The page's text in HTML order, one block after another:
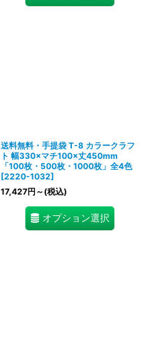
送料無料・手提袋 T-8 カラークラフ
ト 幅330×マチ100×丈450mm
「100枚・500枚・1000枚」全4色
[2220-1032]
17,427円 ～ (税込)
オプション選択